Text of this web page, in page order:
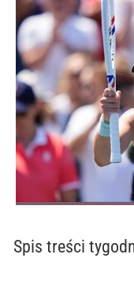
Spis treści